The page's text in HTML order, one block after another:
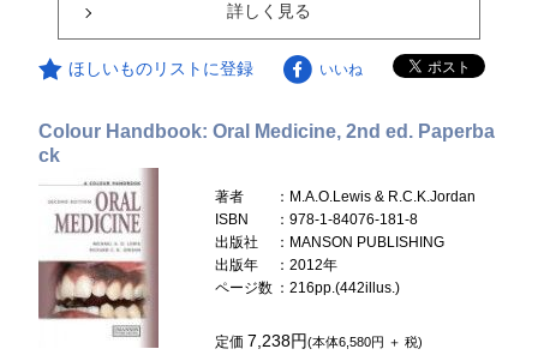
詳しく見る
ほしいものリストに登録 いいね
Colour Handbook: Oral Medicine, 2nd ed. Paperba
ck
著者
：M.A.O.Lewis & R.C.K.Jordan
ISBN
：978-1-84076-181-8
出版社
：MANSON PUBLISHING
出版年
：2012年
ページ数 ：216pp.(442illus.)
定価 7,238円(本体6,580円 ＋ 税)